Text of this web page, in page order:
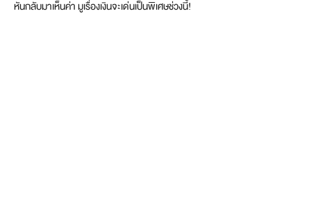
หันกลับมาเห็นค่า มูเรื่องเงินจะเด่นเป็นพิเศษช่วงนี้!